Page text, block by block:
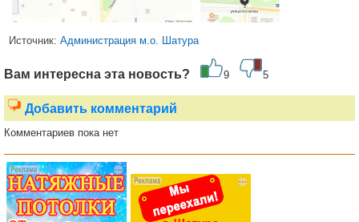
Источник: Администрация м.о. Шатура
Вам интересна эта новость? 9 5
Добавить комментарий
Комментариев пока нет